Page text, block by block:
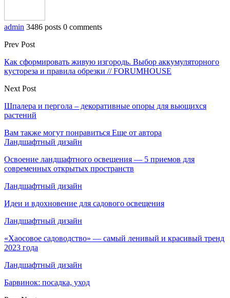
admin 3486 posts 0 comments
Prev Post
Как сформировать живую изгородь. Выбор аккумуляторного
кустореза и правила обрезки // FORUMHOUSE
Next Post
Шпалера и пергола – декоративные опоры для вьющихся
растений
Вам также могут понравиться Еще от автора
Ландшафтный дизайн
Освоение ландшафтного освещения — 5 приемов для
современных открытых пространств
Ландшафтный дизайн
Идеи и вдохновение для садового освещения
Ландшафтный дизайн
«Хаосовое садоводство» — самый ленивый и красивый тренд
2023 года
Ландшафтный дизайн
Барвинок: посадка, уход